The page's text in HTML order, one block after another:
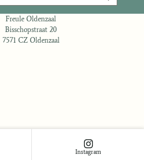
Freule Oldenzaal
Bisschopstraat 20
7571 CZ Oldenzaal
Instagram